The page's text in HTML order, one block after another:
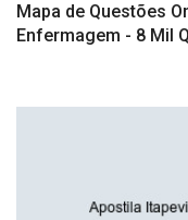
Mapa de Questões
Enfermagem - 8 Mil